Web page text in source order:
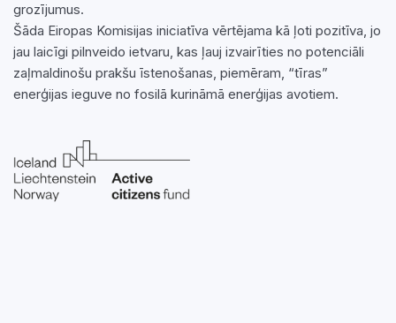
grozījumus.
Šāda Eiropas Komisijas iniciatīva vērtējama kā ļoti pozitīva, jo
jau laicīgi pilnveido ietvaru, kas ļauj izvairīties no potenciāli
zaļmaldinošu prakšu īstenošanas, piemēram, “tīras”
enerģijas ieguve no fosilā kurināmā enerģijas avotiem.